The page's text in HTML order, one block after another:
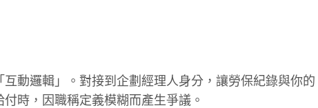
動邏輯」。對接到企劃經理人身分，讓勞保紀錄與你的
時，因職稱定義模糊而產生爭議。